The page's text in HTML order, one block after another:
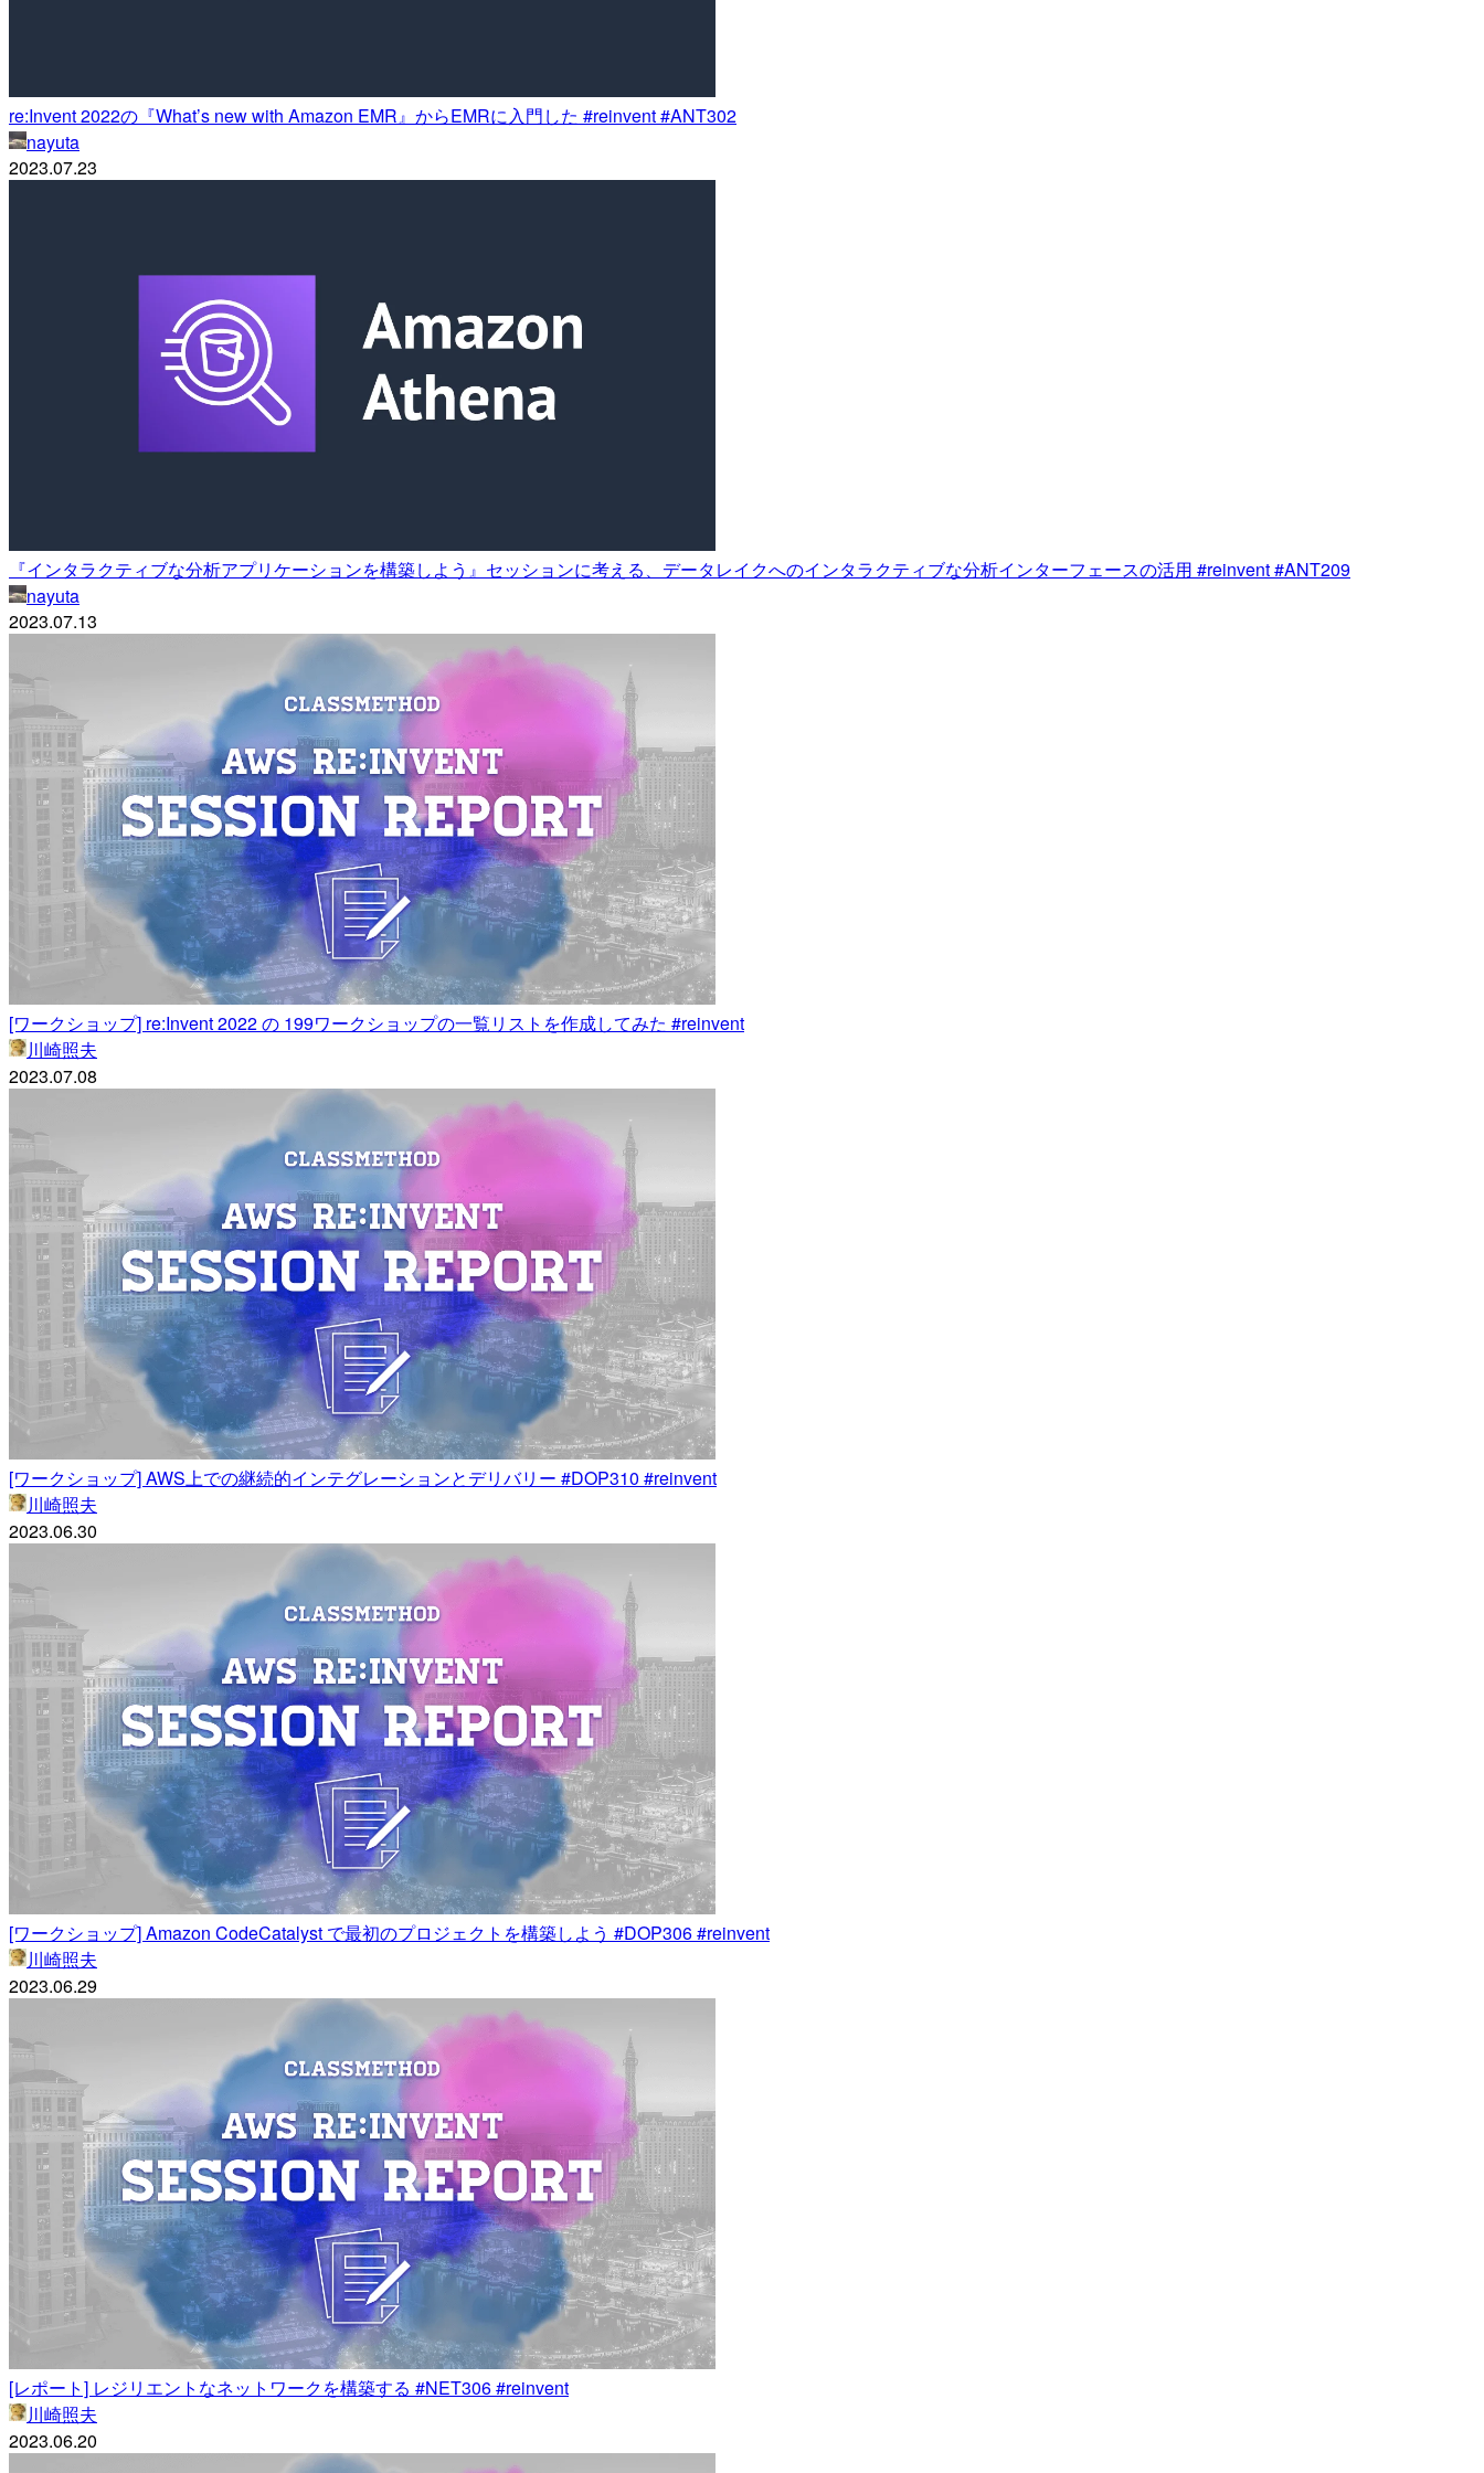
re:Invent 2022の『What’s new with Amazon EMR』からEMRに入門した #reinvent #ANT302
nayuta
2023.07.23
『インタラクティブな分析アプリケーションを構築しよう』セッションに考える、データレイクへのインタラクティブな分析インターフェースの活用 #reinvent #ANT209
nayuta
2023.07.13
[ワークショップ] re:Invent 2022 の 199ワークショップの一覧リストを作成してみた #reinvent
川崎照夫
2023.07.08
[ワークショップ] AWS上での継続的インテグレーションとデリバリー #DOP310 #reinvent
川崎照夫
2023.06.30
[ワークショップ] Amazon CodeCatalyst で最初のプロジェクトを構築しよう #DOP306 #reinvent
川崎照夫
2023.06.29
[レポート] レジリエントなネットワークを構築する #NET306 #reinvent
川崎照夫
2023.06.20